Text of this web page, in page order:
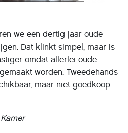
we een dertig jaar oude
Dat klinkt simpel, maar is
omdat allerlei oude
worden. Tweedehands
maar niet goedkoop.